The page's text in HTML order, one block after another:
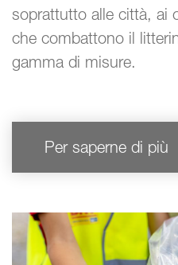
soprattutto alle città, ai
che combattono il
gamma di misure.
Per saperne di più